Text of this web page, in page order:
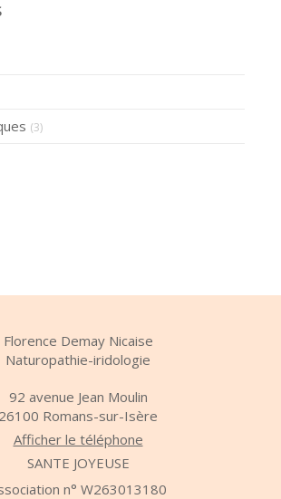
(3)
Florence Demay Nicaise
Naturopathie-iridologie
92 avenue Jean Moulin
26100 Romans-sur-Isère
Afficher le téléphone
SANTE JOYEUSE
n° W263013180